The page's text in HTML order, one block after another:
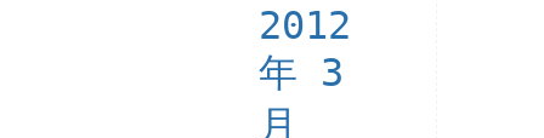
2012
年 3
月